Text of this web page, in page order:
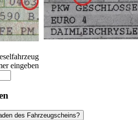
eingeben
des Fahrzeugscheins?